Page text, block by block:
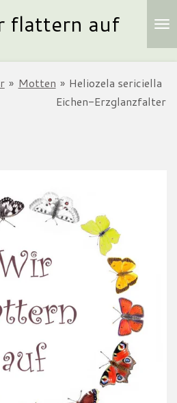
flattern auf
» Motten » Heliozela sericiella
Eichen-Erzglanzfalter